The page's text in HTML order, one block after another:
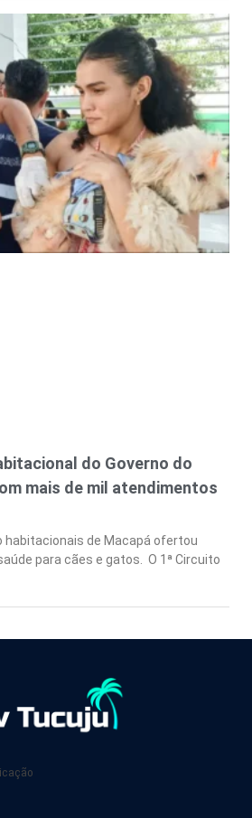
do Governo do
mais de mil atendimentos
habitacionais de Macapá ofertou
para cães e gatos. O 1ª Circuito